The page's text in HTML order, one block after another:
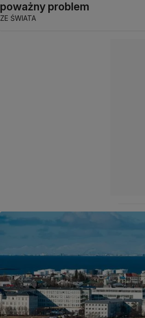
poważny problem
ZE ŚWIATA